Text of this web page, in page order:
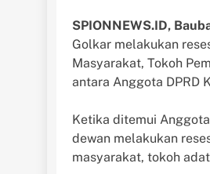
SPIONNEWS.ID,
Golkar melakukan
Masyarakat, Tokoh
antara Anggota DPRD
Ketika ditemui
dewan melakukan
masyarakat, tokoh